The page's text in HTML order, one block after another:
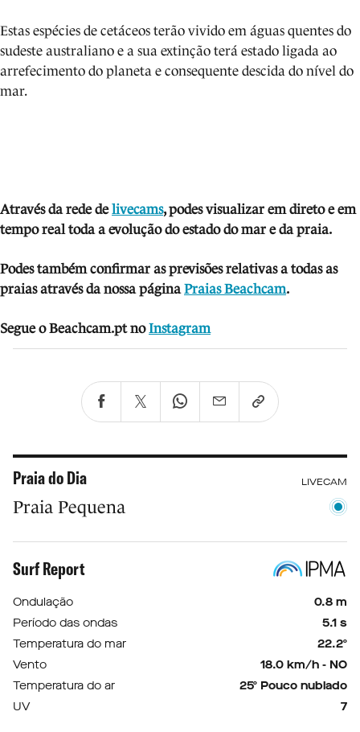
Estas espécies de cetáceos terão vivido em águas quentes do
sudeste australiano e a sua extinção terá estado ligada ao
arrefecimento do planeta e consequente descida do nível do
mar.
Através da rede delivecams, podes visualizar em direto e em
tempo real toda a evolução do estado do mar e da praia.
Podes também confirmar as previsões relativas a todas as
praias através da nossa página Praias Beachcam.
Segue o Beachcam.pt no Instagram
Praia do Dia LIVECAM
Praia Pequena
Surf Report
Ondulação
0.8 m
Período das ondas
5.1 s
Temperatura do mar
22.2º
Vento
18.0 km/h - NO
Temperatura do ar
25º Pouco nublado
UV
7